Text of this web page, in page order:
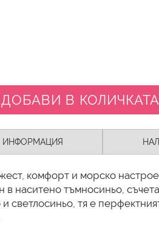
ДОБАВИ В КОЛИЧКАТА
ИНФОРМАЦИЯ
комфорт и морско
в наситено тъмносиньо,
светлосиньо, тя е